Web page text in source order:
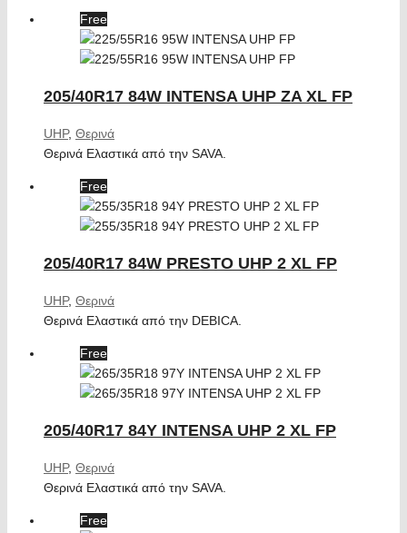
Free
205/40R17 84W INTENSA UHP ZA XL FP
UHP, Θερινά
Θερινά Ελαστικά από την SAVA.
Free
205/40R17 84W PRESTO UHP 2 XL FP
UHP, Θερινά
Θερινά Ελαστικά από την DEBICA.
Free
205/40R17 84Y INTENSA UHP 2 XL FP
UHP, Θερινά
Θερινά Ελαστικά από την SAVA.
Free